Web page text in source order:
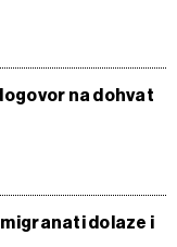
na dohvat
dolaze i